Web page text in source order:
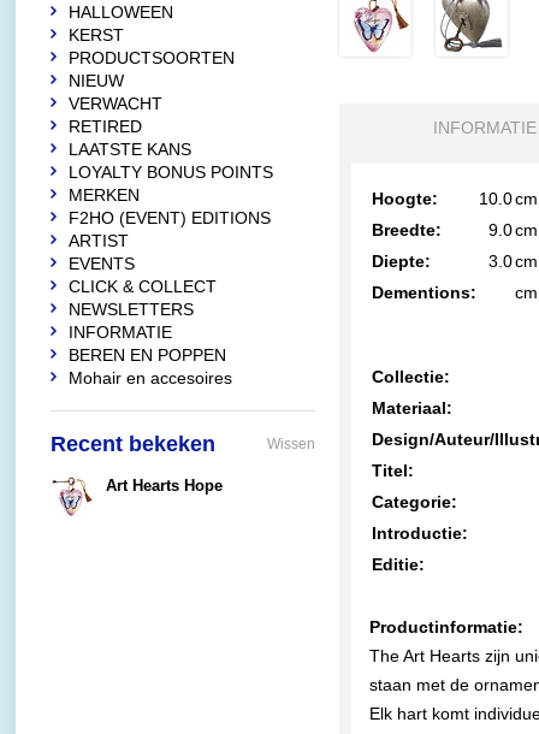
INFORMATIE
Hoogte: 10.0cm
Breedte:
9.0cm
Diepte:
3.0cm
Dementions:
cm
Collectie:
Materiaal:
Design/Auteur/
Titel:
Categorie:
Introductie:
Editie:
Productinformatie:
The Art Hearts zijn
staan met de
Elk hart komt
HALLOWEEN
KERST
PRODUCTSOORTEN
NIEUW
VERWACHT
RETIRED
LAATSTE KANS
LOYALTY BONUS POINTS
MERKEN
F2HO (EVENT) EDITIONS
ARTIST
EVENTS
CLICK & COLLECT
NEWSLETTERS
INFORMATIE
BEREN EN POPPEN
Mohair en accesoires
Recent bekeken Wissen
Art Hearts Hope